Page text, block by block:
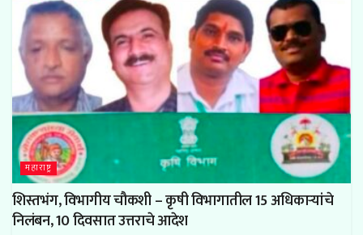
महाराष्ट्र
शिस्तभंग, विभागीय चौकशी – कृषी विभागातील 15 अधिकाऱ्यांचे
निलंबन, 10 दिवसात उत्तराचे आदेश